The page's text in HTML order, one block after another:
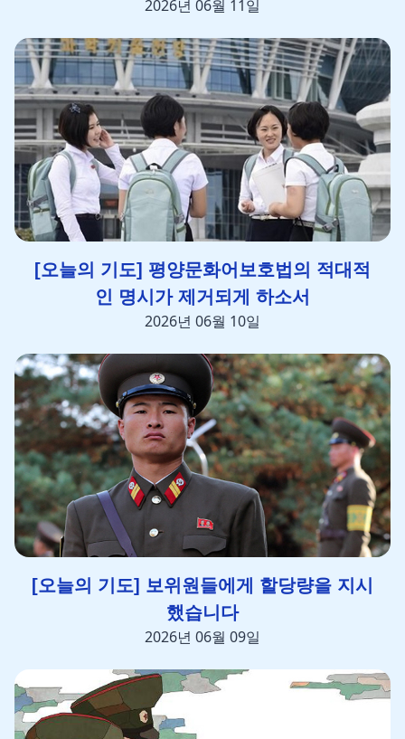
2026년 06월 11일
[오늘의 기도] 평양문화어보호법의 적대적
인 명시가 제거되게 하소서
2026년 06월 10일
[오늘의 기도] 보위원들에게 할당량을 지시
했습니다
2026년 06월 09일